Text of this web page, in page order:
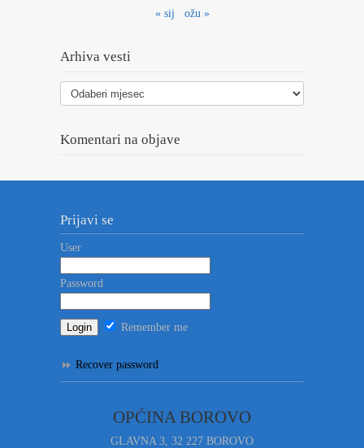
« sij ožu »
Arhiva vesti
Arhiva
vesti
Komentari na objave
Prijavi se
User
Password
Remember me
Recover password
OPĆINA BOROVO
GLAVNA 3, 32 227 BOROVO